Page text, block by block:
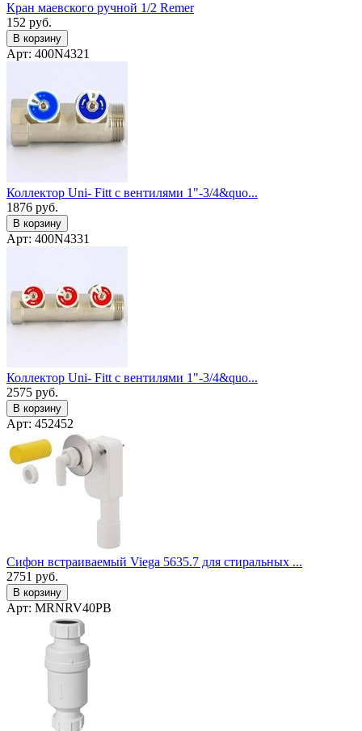
Кран маевского ручной 1/2 Remer
152 руб.
В корзину
Арт: 400N4321
Коллектор Uni- Fitt с вентилями 1"-3/4&quo...
1876 руб.
В корзину
Арт: 400N4331
Коллектор Uni- Fitt с вентилями 1"-3/4&quo...
2575 руб.
В корзину
Арт: 452452
Сифон встраиваемый Viega 5635.7 для стиральных ...
2751 руб.
В корзину
Арт: MRNRV40PB